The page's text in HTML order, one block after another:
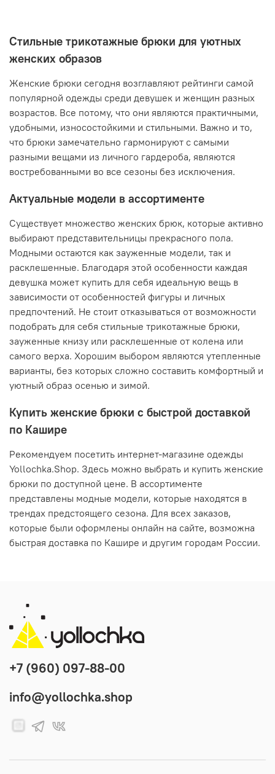
Стильные трикотажные брюки для уютных
женских образов
Женские брюки сегодня возглавляют рейтинги самой
популярной одежды среди девушек и женщин разных
возрастов. Все потому, что они являются практичными,
удобными, износостойкими и стильными. Важно и то,
что брюки замечательно гармонируют с самыми
разными вещами из личного гардероба, являются
востребованными во все сезоны без исключения.
Актуальные модели в ассортименте
Существует множество женских брюк, которые активно
выбирают представительницы прекрасного пола.
Модными остаются как зауженные модели, так и
расклешенные. Благодаря этой особенности каждая
девушка может купить для себя идеальную вещь в
зависимости от особенностей фигуры и личных
предпочтений. Не стоит отказываться от возможности
подобрать для себя стильные трикотажные брюки,
зауженные книзу или расклешенные от колена или
самого верха. Хорошим выбором являются утепленные
варианты, без которых сложно составить комфортный и
уютный образ осенью и зимой.
Купить женские брюки с быстрой доставкой
по Кашире
Рекомендуем посетить интернет-магазине одежды
Yollochka.Shop. Здесь можно выбрать и купить женские
брюки по доступной цене. В ассортименте
представлены модные модели, которые находятся в
трендах предстоящего сезона. Для всех заказов,
которые были оформлены онлайн на сайте, возможна
быстрая доставка по Кашире и другим городам России.
+7 (960) 097-88-00
info@yollochka.shop